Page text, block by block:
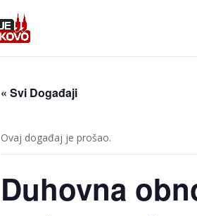
« Svi Događaji
Ovaj događaj je prošao.
Duhovna